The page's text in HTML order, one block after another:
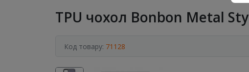
TPU чохол Bonbon Metal
Код товару: 71128